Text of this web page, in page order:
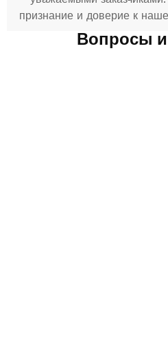
признание и доверие к
Вопросы